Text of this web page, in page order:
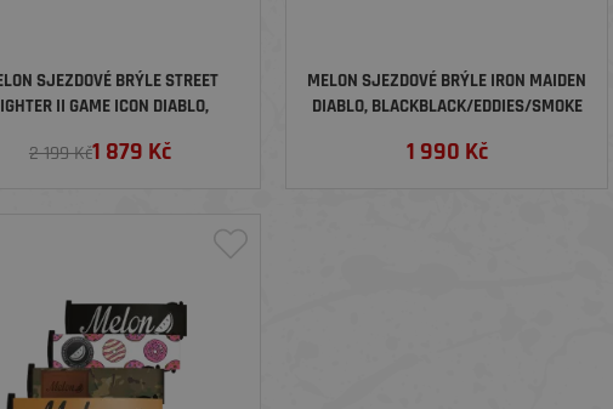
SJEZDOVÉ BRÝLE STREET
II GAME ICON DIABLO,
2 199 Kč1 879 Kč
MELON SJEZDOVÉ BRÝLE IRON MAIDEN
DIABLO, BLACKBLACK/EDDIES/SMOKE
1 990 Kč